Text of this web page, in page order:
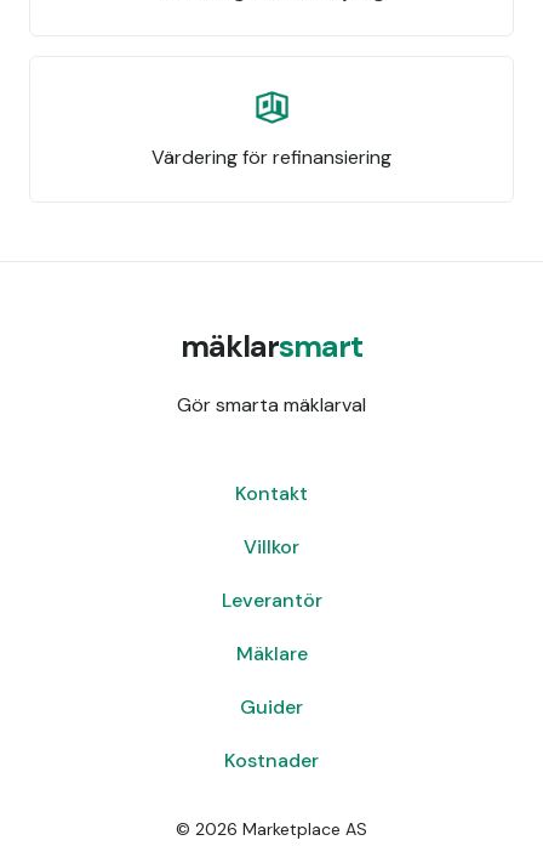
Värdering för refinansiering
mäklarsmart
Gör smarta mäklarval
Kontakt
Villkor
Leverantör
Mäklare
Guider
Kostnader
© 2026 Marketplace AS